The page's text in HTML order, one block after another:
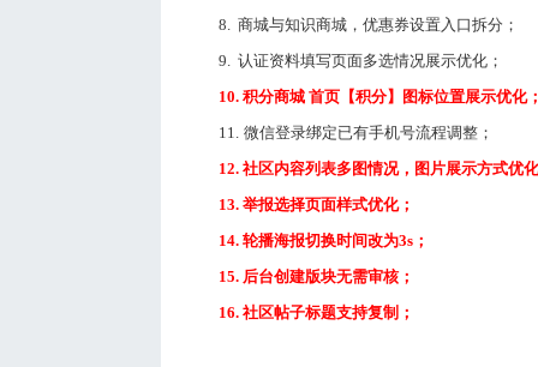
8. 商城与知识商城，优惠券设置入口拆分；
9. 认证资料填写页面多选情况展示优化；
10. 积分商城 首页【积分】图标位置展示优化
11. 微信登录绑定已有手机号流程调整；
12. 社区内容列表多图情况，图片展示方式优
13. 举报选择页面样式优化；
14. 轮播海报切换时间改为3s；
15. 后台创建版块无需审核；
16. 社区帖子标题支持复制；